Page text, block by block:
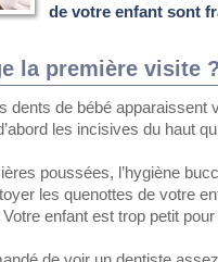
de votre enfant sont
la première visite
dents de bébé
les incisives du haut
poussées, l’hygiène
les quenottes de votre
Votre enfant est trop petit